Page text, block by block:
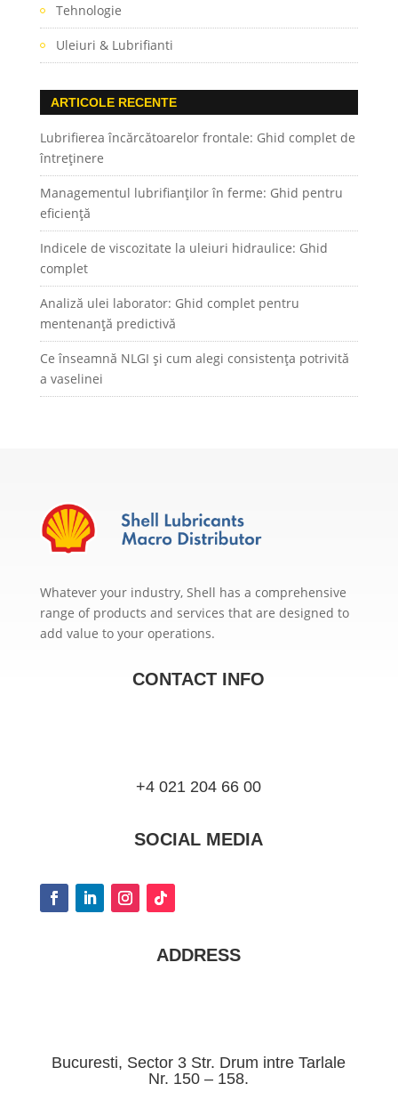
Tehnologie
Uleiuri & Lubrifianti
ARTICOLE RECENTE
Lubrifierea încărcătoarelor frontale: Ghid complet de
întreținere
Managementul lubrifianților în ferme: Ghid pentru
eficiență
Indicele de viscozitate la uleiuri hidraulice: Ghid
complet
Analiză ulei laborator: Ghid complet pentru
mentenanță predictivă
Ce înseamnă NLGI și cum alegi consistența potrivită
a vaselinei
Whatever your industry, Shell has a comprehensive
range of products and services that are designed to
add value to your operations.
CONTACT INFO
+4 021 204 66 00
SOCIAL MEDIA
ADDRESS
Bucuresti, Sector 3 Str. Drum intre Tarlale
Nr. 150 – 158.